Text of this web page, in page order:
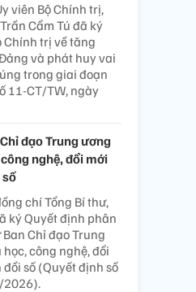
viên Bộ Chính trị,
Cẩm Tú đã ký
Chính trị về tăng
và phát huy vai
trong giai đoạn
11-CT/TW, ngày
đạo Trung ương
nghệ, đổi mới
số
chí Tổng Bí thư,
ký Quyết định phân
Chỉ đạo Trung
công nghệ, đổi
số (Quyết định số
2026).